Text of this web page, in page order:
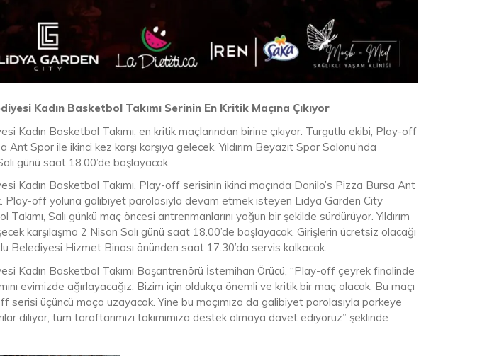
Kadın Basketbol Takımı Serinin En Kritik Maçına Çıkıyor
Kadın Basketbol Takımı, en kritik maçlarından birine çıkıyor. Turgutlu ekibi, Play-off
Spor ile ikinci kez karşı karşıya gelecek. Yıldırım Beyazıt Spor Salonu’nda
günü saat 18.00’de başlayacak.
Kadın Basketbol Takımı, Play-off serisinin ikinci maçında Danilo’s Pizza Bursa Ant
Play-off yoluna galibiyet parolasıyla devam etmek isteyen Lidya Garden City
Salı günkü maç öncesi antrenmanlarını yoğun bir şekilde sürdürüyor. Yıldırım
karşılaşma 2 Nisan Salı günü saat 18.00’de başlayacak. Girişlerin ücretsiz olacağı
Belediyesi Hizmet Binası önünden saat 17.30’da servis kalkacak.
Kadın Basketbol Takımı Başantrenörü İstemihan Örücü, “Play-off çeyrek finalinde
evimizde ağırlayacağız. Bizim için oldukça önemli ve kritik bir maç olacak. Bu maçı
serisi üçüncü maça uzayacak. Yine bu maçımıza da galibiyet parolasıyla parkeye
diliyor, tüm taraftarımızı takımımıza destek olmaya davet ediyoruz” şeklinde